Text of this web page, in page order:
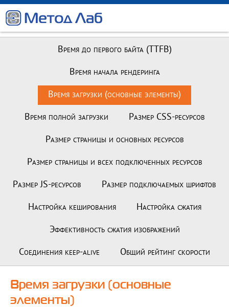
Время до первого байта (TTFB)
Время начала рендеринга
Время загрузки (основные элементы)
Время полной загрузки
Размер CSS-ресурсов
Размер страницы и основных ресурсов
Размер страницы и всех подключенных ресурсов
Размер JS-ресурсов
Размер подключаемых шрифтов
Настройка кеширования
Настройка сжатия
Эффективность сжатия изображений
Соединения keep-alive
Общий рейтинг скорости
Время загрузки (основные
элементы)